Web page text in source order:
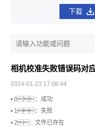
下载
相机校准失败错误码对
2024-01-23 17:08:44
• 0：成功
• 1：失败
• 2：文件已存在